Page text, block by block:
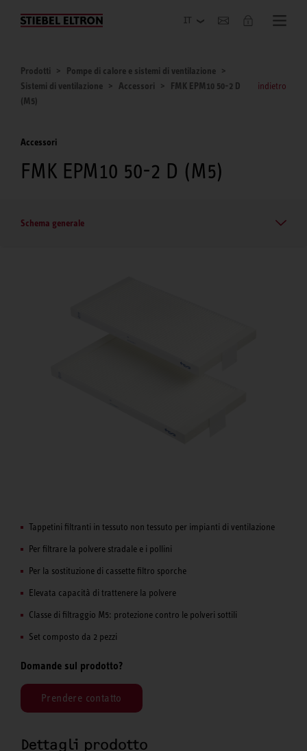
Azienda
Prodotti
Pompe di calore e sistemi di ventilazione
Sistemi di ventilazione
Accessori
FMK EPM10 50-2 D
(M5)
indietro
Accessori
FMK EPM10 50-2 D (M5)
Schema generale
Tappetini filtranti in tessuto non tessuto per impianti di ventilazione
Per filtrare la polvere stradale e i pollini
Per la sostituzione di cassette filtro sporche
Elevata capacità di trattenere la polvere
Classe di filtraggio M5: protezione contro le polveri sottili
Set composto da 2 pezzi
Domande sul prodotto?
Prendere contatto
Dettagli prodotto